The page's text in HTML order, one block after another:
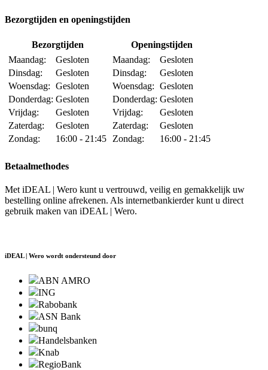
Bezorgtijden en openingstijden
Bezorgtijden
Openingstijden
Maandag:
Gesloten
Dinsdag:
Gesloten
Woensdag: Gesloten
Donderdag: Gesloten
Vrijdag:
Gesloten
Zaterdag:
Gesloten
Zondag:
16:00 - 21:45
Maandag:
Gesloten
Dinsdag:
Gesloten
Woensdag: Gesloten
Donderdag: Gesloten
Vrijdag:
Gesloten
Zaterdag:
Gesloten
Zondag:
16:00 - 21:45
Betaalmethodes
Met iDEAL | Wero kunt u vertrouwd, veilig en gemakkelijk uw
bestelling online afrekenen. Als internetbankierder kunt u direct
gebruik maken van iDEAL | Wero.
iDEAL | Wero wordt ondersteund door
ABN AMRO
ING
Rabobank
ASN Bank
bunq
Handelsbanken
Knab
RegioBank